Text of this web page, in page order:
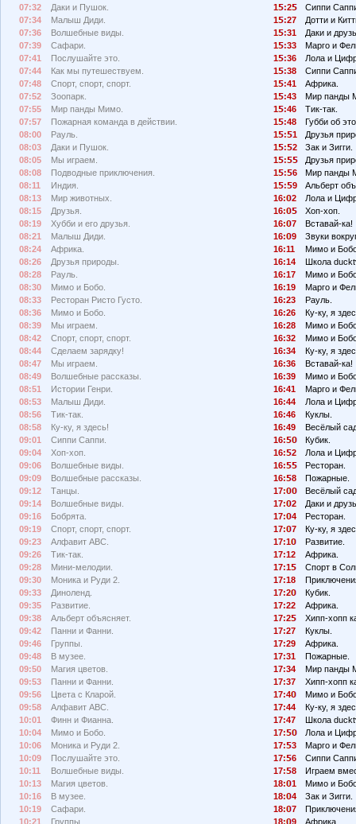
07:32
Даки и Пушок.
07:34
Малыш Диди.
07:36
Волшебные виды.
07:39
Сафари.
07:41
Послушайте это.
07:44
Как мы путешествуем.
07:48
Спорт, спорт, спорт.
07:52
Зоопарк.
07:55
Мир панды Мимо.
07:57
Пожарная команда в действии.
08:00
Рауль.
08:03
Даки и Пушок.
08:05
Мы играем.
08:08
Подводные приключения.
08:11
Индия.
08:13
Мир животных.
08:15
Друзья.
08:19
Хубби и его друзья.
08:21
Малыш Диди.
08:24
Африка.
08:26
Друзья природы.
08:28
Рауль.
08:30
Мимо и Бобо.
08:33
Ресторан Ристо Густо.
08:36
Мимо и Бобо.
08:39
Мы играем.
08:42
Спорт, спорт, спорт.
08:44
Сделаем зарядку!
08:47
Мы играем.
08:49
Волшебные рассказы.
08:51
Истории Генри.
08:53
Малыш Диди.
08:56
Тик-так.
08:58
Ку-ку, я здесь!
09:01
Сиппи Саппи.
09:04
Хоп-хоп.
09:06
Волшебные виды.
09:09
Волшебные рассказы.
09:12
Танцы.
09:14
Волшебные виды.
09:16
Бобрята.
09:19
Спорт, спорт, спорт.
09:23
Алфавит АВС.
09:26
Тик-так.
09:28
Мини-мелодии.
09:30
Моника и Руди 2.
09:33
Диноленд.
09:35
Развитие.
09:38
Альберт объясняет.
09:42
Панни и Фанни.
09:46
Группы.
09:48
В музее.
09:50
Магия цветов.
09:53
Панни и Фанни.
09:56
Цвета с Кларой.
09:58
Алфавит АВС.
10:01
Финн и Фианна.
10:04
Мимо и Бобо.
10:06
Моника и Руди 2.
10:09
Послушайте это.
10:11
Волшебные виды.
10:13
Магия цветов.
10:16
В музее.
10:19
Сафари.
10:21
Группы.
1
:2
Сиппи
1
:27
Дотти и
1
:31
Даки и
1
:33
Марго и
1
:36
Лола и
1
:38
Сиппи
1
:41
Африка.
1
:43
Мир панды
1
:46
Тик-так.
1
:48
Губби об
1
: 1
Друзья
1
: 2
Зак и Зигги.
1
:
Друзья
1
: 6
Мир панды
1
: 9
Альберт
16:
2
Лола и
16:
Хоп-хоп.
16:
7
Вставай-ка!
16:
9
Звуки
16:11
Мимо и
16:14
Школа
16:17
Мимо и
16:19
Марго и
16:23
Рауль.
16:26
Ку-ку, я
16:28
Мимо и
16:32
Мимо и
16:34
Ку-ку, я
16:36
Вставай-ка!
16:39
Мимо и
16:41
Марго и
16:44
Лола и
16:46
Куклы.
16:49
Весёлый
16:
Кубик.
16:
2
Лола и
16:
Ресторан.
16:
8
Пожарные.
17:
Весёлый
17:
2
Даки и
17:
4
Ресторан.
17:
7
Ку-ку, я
17:1
Развитие.
17:12
Африка.
17:1
Спорт в
17:18
17:2
Кубик.
17:22
Африка.
17:2
Хипп-хопп
17:27
Куклы.
17:29
Африка.
17:31
Пожарные.
17:34
Мир панды
17:37
Хипп-хопп
17:4
Мимо и
17:44
Ку-ку, я
17:47
Школа
17:
Лола и
17:
3
Марго и
17:
6
Сиппи
17:
8
Играем
18:
1
Мимо и
18:
4
Зак и Зигги.
18:
7
18:
9 Африка.